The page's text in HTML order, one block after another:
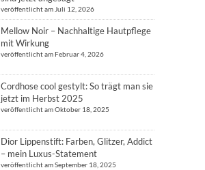
veröffentlicht am Juli 12, 2026
Mellow Noir – Nachhaltige Hautpflege
mit Wirkung
veröffentlicht am Februar 4, 2026
Cordhose cool gestylt: So trägt man sie
jetzt im Herbst 2025
veröffentlicht am Oktober 18, 2025
Dior Lippenstift: Farben, Glitzer, Addict
– mein Luxus-Statement
veröffentlicht am September 18, 2025